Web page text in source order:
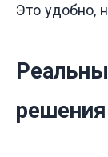
Это удобно,
решения